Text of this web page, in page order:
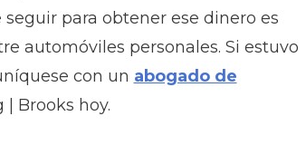
para obtener ese dinero es
automóviles personales. Si estuvo
con un abogado de
| Brooks hoy.